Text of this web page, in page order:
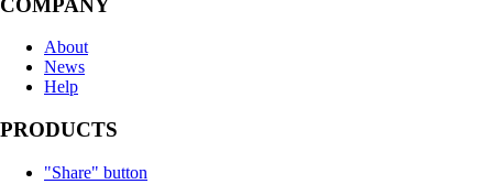
About
News
Help
PRODUCTS
"Share" button